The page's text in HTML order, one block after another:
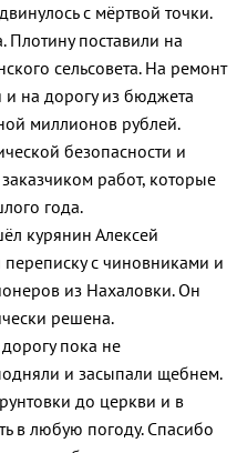
с мёртвой точки.
Плотину поставили на
сельсовета. На ремонт
и на дорогу из бюджета
миллионов рублей.
безопасности и
работ, которые
года.
курянин Алексей
с чиновниками и
из Нахаловки. Он
решена.
пока не
и засыпали щебнем.
до церкви и в
в любую погоду. Спасибо